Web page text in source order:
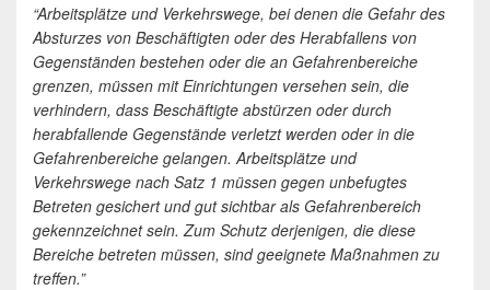
“Arbeitsplätze und Verkehrswege, bei denen die Gefahr des
Absturzes von Beschäftigten oder des Herabfallens von
Gegenständen bestehen oder die an Gefahrenbereiche
grenzen, müssen mit Einrichtungen versehen sein, die
verhindern, dass Beschäftigte abstürzen oder durch
herabfallende Gegenstände verletzt werden oder in die
Gefahrenbereiche gelangen. Arbeitsplätze und
Verkehrswege nach Satz 1 müssen gegen unbefugtes
Betreten gesichert und gut sichtbar als Gefahrenbereich
gekennzeichnet sein. Zum Schutz derjenigen, die diese
Bereiche betreten müssen, sind geeignete Maßnahmen zu
treffen.”